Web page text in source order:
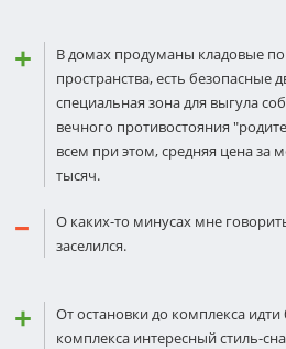
В домах продуманы кладовые
пространства, есть безопасные
специальная зона для выгула
вечного противостояния
всем при этом, средняя цена за
тысяч.
О каких-то минусах мне
заселился.
От остановки до комплекса
комплекса интересный стиль-